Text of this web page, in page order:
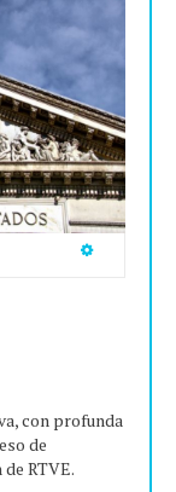
con profunda
de
RTVE.